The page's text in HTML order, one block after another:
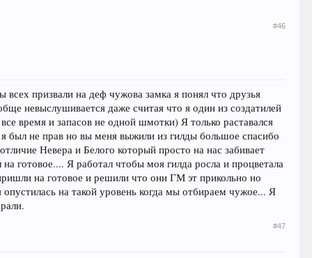
#46
призвали на деф чужова замка я понял что друзья
невыслушивается даже считая что я один из создатилей
время и запасов не одной шмотки) Я только раставался
был не прав но вы меня выжили из гилды большое спасибо
Невера и Белого который просто на нас забивает
готовое.... Я работал чтобы моя гилда росла и процветала
на готовое и решили что они ГМ эт прикольно но
на такой уровень когда мы отбираем чужое... Я
#47